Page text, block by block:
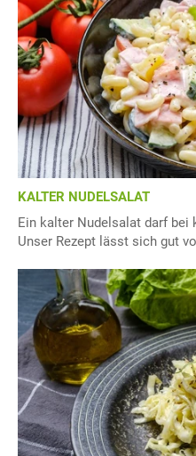
KALTER NUDELSALAT
Ein kalter Nudelsalat darf bei
Unser Rezept lässt sich gut